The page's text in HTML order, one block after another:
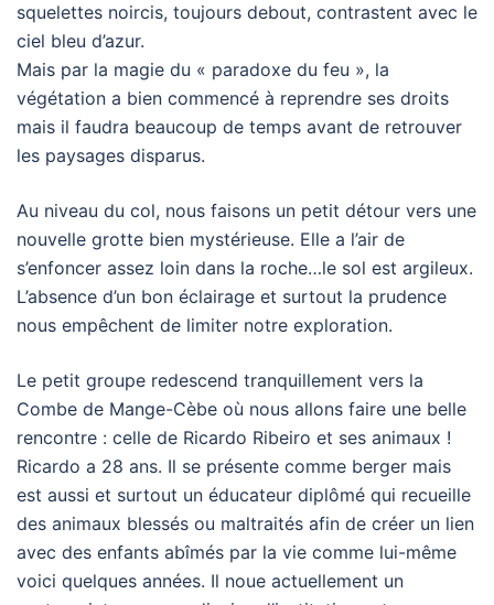
squelettes noircis, toujours debout, contrastent avec le
ciel bleu d’azur.
Mais par la magie du « paradoxe du feu », la
végétation a bien commencé à reprendre ses droits
mais il faudra beaucoup de temps avant de retrouver
les paysages disparus.
Au niveau du col, nous faisons un petit détour vers une
nouvelle grotte bien mystérieuse. Elle a l’air de
s’enfoncer assez loin dans la roche…le sol est argileux.
L’absence d’un bon éclairage et surtout la prudence
nous empêchent de limiter notre exploration.
Le petit groupe redescend tranquillement vers la
Combe de Mange-Cèbe où nous allons faire une belle
rencontre : celle de Ricardo Ribeiro et ses animaux !
Ricardo a 28 ans. Il se présente comme berger mais
est aussi et surtout un éducateur diplômé qui recueille
des animaux blessés ou maltraités afin de créer un lien
avec des enfants abîmés par la vie comme lui-même
voici quelques années. Il noue actuellement un